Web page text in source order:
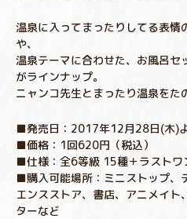
温泉に入ってまったりしてる表情
や、
温泉テーマに合わせた、お風呂セ
がラインナップ。
ニャンコ先生とまったり温泉をた
■発売日：2017年12月28日(木)
■価格：1回620円（税込）
■仕様：全6等級 15種＋ラストワ
■購入可能場所：ミニストップ、
エンスストア、書店、アニメイ
ターなど